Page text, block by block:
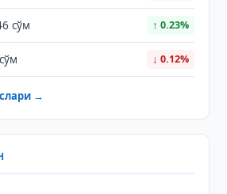
сўм ↑ 0.23%
↓ 0.12%
→